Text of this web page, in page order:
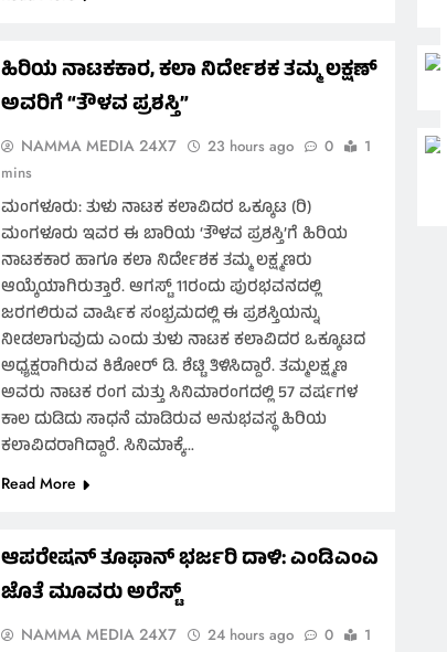
ಹಿರಿಯ ನಾಟಕಕಾರ, ಕಲಾ ನಿರ್ದೇಶಕ ತಮ್ಮ ಲಕ್ಷಣ್
ಅವರಿಗೆ “ತೌಳವ ಪ್ರಶಸ್ತಿ”
NAMMA MEDIA 24X7 23 hours ago 0
1
mins
ಮಂಗಳೂರು: ತುಳು ನಾಟಕ ಕಲಾವಿದರ ಒಕ್ಕೂಟ (ರಿ)
ಮಂಗಳೂರು ಇವರ ಈ ಬಾರಿಯ ‘ತೌಳವ ಪ್ರಶಸ್ತಿ’ಗೆ ಹಿರಿಯ
ನಾಟಕಕಾರ ಹಾಗೂ ಕಲಾ ನಿರ್ದೇಶಕ ತಮ್ಮ ಲಕ್ಷ್ಮಣರು
ಆಯ್ಕೆಯಾಗಿರುತ್ತಾರೆ. ಆಗಸ್ಟ್ 11ರಂದು ಪುರಭವನದಲ್ಲಿ
ಜರಗಲಿರುವ ವಾರ್ಷಿಕ ಸಂಭ್ರಮದಲ್ಲಿ ಈ ಪ್ರಶಸ್ತಿಯನ್ನು
ನೀಡಲಾಗುವುದು ಎಂದು ತುಳು ನಾಟಕ ಕಲಾವಿದರ ಒಕ್ಕೂಟದ
ಅಧ್ಯಕ್ಷರಾಗಿರುವ ಕಿಶೋರ್ ಡಿ. ಶೆಟ್ಟಿ ತಿಳಿಸಿದ್ದಾರೆ. ತಮ್ಮಲಕ್ಷ್ಮಣ
ಅವರು ನಾಟಕ ರಂಗ ಮತ್ತು ಸಿನಿಮಾರಂಗದಲ್ಲಿ 57 ವರ್ಷಗಳ
ಕಾಲ ದುಡಿದು ಸಾಧನೆ ಮಾಡಿರುವ ಅನುಭವಸ್ಥ ಹಿರಿಯ
ಕಲಾವಿದರಾಗಿದ್ದಾರೆ. ಸಿನಿಮಾಕ್ಕೆ…
Read More
ಆಪರೇಷನ್ ತೂಫಾನ್ ಭರ್ಜರಿ ದಾಳಿ: ಎಂಡಿಎಂಎ
ಜೊತೆ ಮೂವರು ಅರೆಸ್ಟ್
NAMMA MEDIA 24X7 24 hours ago 0
1
1 day ago